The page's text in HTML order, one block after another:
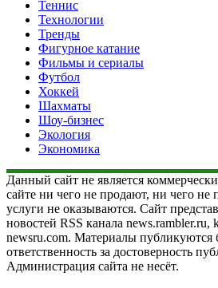
Теннис
Технологии
Тренды
Фигурное катание
Фильмы и сериалы
Футбол
Хоккей
Шахматы
Шоу-бизнес
Экология
Экономика
Данный сайт не является
сайте ни чего не продают, ни чего не
услуги не оказываются. Сайт
новостей RSS канала news.rambler.ru,
newsru.com. Материалы публикуются
ответственность за достоверность
Администрация сайта не несёт.